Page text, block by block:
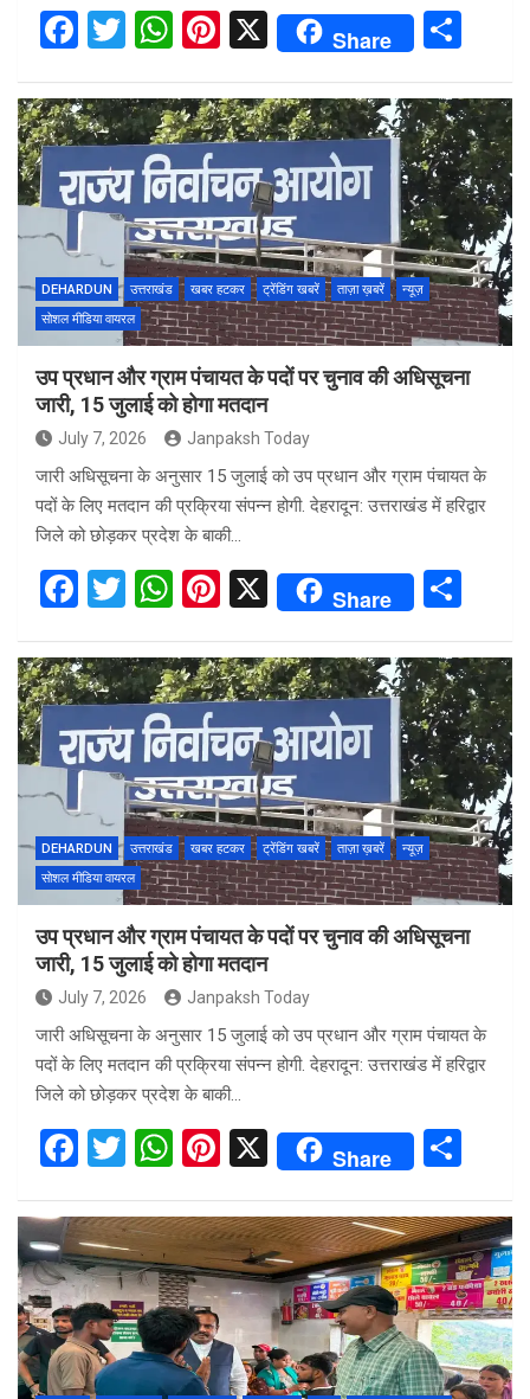
F
ce
b
o
o
k
T
tt
er
W
at
s
A
p
p
Pi
er
es
t
X Share
ar
e
DEHARDUN उत्तराखंड खबर हटकर ट्रेंडिंग खबरें ताज़ा ख़बरें
न्यूज़
सोशल मीडिया वायरल
उप प्रधान और ग्राम पंचायत के पदों पर चुनाव की अधिसूचना
जारी, 15 जुलाई को होगा मतदान
July 7, 2026 Janpaksh Today
जारी अधिसूचना के अनुसार 15 जुलाई को उप प्रधान और ग्राम पंचायत के
पदों के लिए मतदान की प्रक्रिया संपन्न होगी. देहरादून: उत्तराखंड में हरिद्वार
जिले को छोड़कर प्रदेश के बाकी…
F
ce
b
o
o
k
T
tt
er
W
at
s
A
p
p
Pi
er
es
t
X Share
ar
e
DEHARDUN उत्तराखंड खबर हटकर ट्रेंडिंग खबरें ताज़ा ख़बरें
न्यूज़
सोशल मीडिया वायरल
उप प्रधान और ग्राम पंचायत के पदों पर चुनाव की अधिसूचना
जारी, 15 जुलाई को होगा मतदान
July 7, 2026 Janpaksh Today
जारी अधिसूचना के अनुसार 15 जुलाई को उप प्रधान और ग्राम पंचायत के
पदों के लिए मतदान की प्रक्रिया संपन्न होगी. देहरादून: उत्तराखंड में हरिद्वार
जिले को छोड़कर प्रदेश के बाकी…
F
ce
b
o
o
k
T
tt
er
W
at
s
A
p
p
Pi
er
es
t
X Share
ar
e